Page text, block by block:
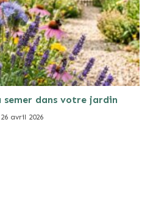
semer dans votre jardin
26 avril 2026